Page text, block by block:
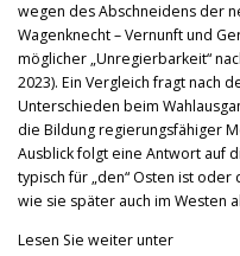
wegen des Abschneidens der
Wagenknecht – Vernunft und
möglicher „Unregierbarkeit“
2023). Ein Vergleich fragt nach
Unterschieden beim
die Bildung regierungsfähiger
Ausblick folgt eine Antwort auf
typisch für „den“ Osten ist
wie sie später auch im Westen
Lesen Sie weiter unter